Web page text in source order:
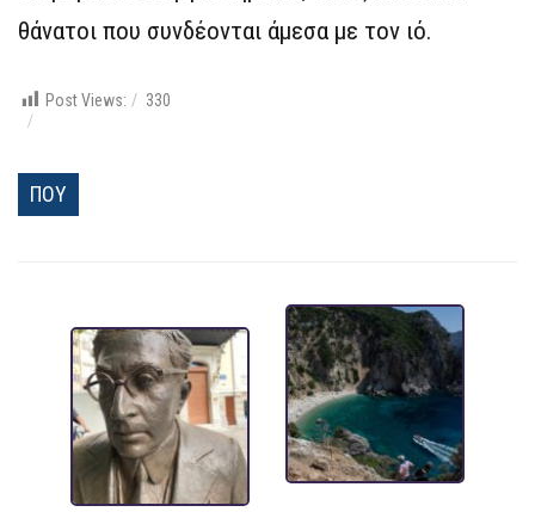
θάνατοι που συνδέονται άμεσα με τον ιό.
Post Views: 330
ΠΟΥ